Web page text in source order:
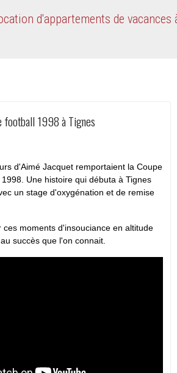
football 1998 à Tignes
d'Aimé Jacquet remportaient la Coupe
Une histoire qui débuta à Tignes
un stage d'oxygénation et de remise
ces moments d'insouciance en altitude
succès que l'on connait.